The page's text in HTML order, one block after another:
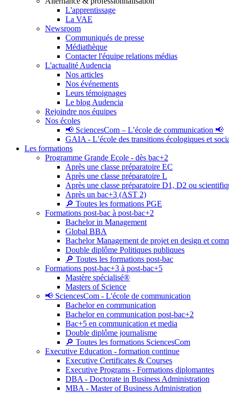
L'apprentissage
La VAE
Newsroom
Communiqués de presse
Médiathèque
Contacter l'équipe relations médias
L'actualité Audencia
Nos articles
Nos événements
Leurs témoignages
Le blog Audencia
Rejoindre nos équipes
Nos écoles
📢 SciencesCom – L’école de communication 📢
GAIA - L’école des transitions écologiques et
Les formations
Programme Grande Ecole - dès bac+2
Après une classe préparatoire EC
Après une classe préparatoire L
Après une classe préparatoire D1, D2 ou
Après un bac+3 (AST 2)
🔎 Toutes les formations PGE
Formations post-bac à post-bac+2
Bachelor in Management
Global BBA
Bachelor Management de projet en design et
Double diplôme Politiques publiques
🔎 Toutes les formations post-bac
Formations post-bac+3 à post-bac+5
Mastère spécialisé®
Masters of Science
📢 SciencesCom - L'école de communication
Bachelor en communication
Bachelor en communication post-bac+2
Bac+5 en communication et media
Double diplôme journalisme
🔎 Toutes les formations SciencesCom
Executive Education - formation continue
Executive Certificates & Courses
Executive Programs - Formations diplomantes
DBA - Doctorate in Business Administration
MBA - Master of Business Administration